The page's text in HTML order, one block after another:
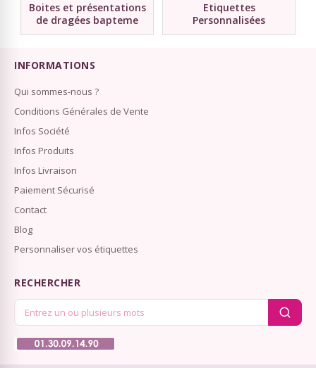
Boites et présentations
de dragées bapteme
Etiquettes
Personnalisées
INFORMATIONS
Qui sommes-nous ?
Conditions Générales de Vente
Infos Société
Infos Produits
Infos Livraison
Paiement Sécurisé
Contact
Blog
Personnaliser vos étiquettes
RECHERCHER